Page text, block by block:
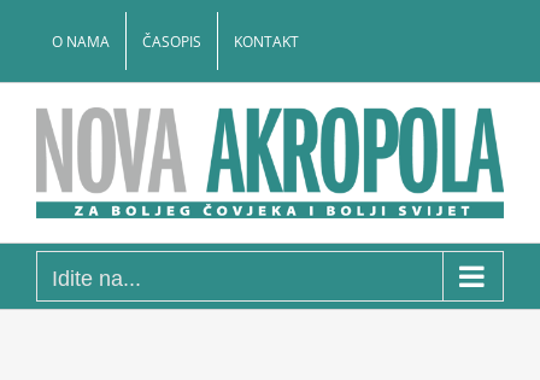
O NAMA ČASOPIS KONTAKT
Idite na...